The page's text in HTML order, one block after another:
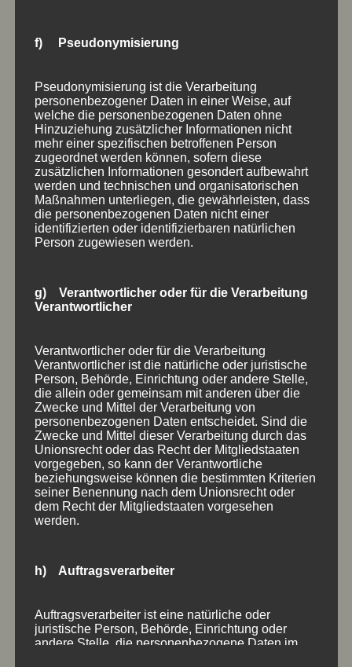
ALTHOLZSCHILDER
Altholz, Holzschilder,naturbelassen,rustikal
Aufsteller,Ausleger,Balken
f) Pseudonymisierung
Pseudonymisierung ist die Verarbeitung
personenbezogener Daten in einer Weise, auf
welche die personenbezogenen Daten ohne
Hinzuziehung zusätzlicher Informationen nicht
mehr einer spezifischen betroffenen Person
zugeordnet werden können, sofern diese
zusätzlichen Informationen gesondert aufbewahrt
werden und technischen und organisatorischen
Maßnahmen unterliegen, die gewährleisten, dass
die personenbezogenen Daten nicht einer
identifizierten oder identifizierbaren natürlichen
Person zugewiesen werden.
g) Verantwortlicher oder für die Verarbeitung
Verantwortlicher
Verantwortlicher oder für die Verarbeitung
Verantwortlicher ist die natürliche oder juristische
Person, Behörde, Einrichtung oder andere Stelle,
die allein oder gemeinsam mit anderen über die
Zwecke und Mittel der Verarbeitung von
personenbezogenen Daten entscheidet. Sind die
Zwecke und Mittel dieser Verarbeitung durch das
Unionsrecht oder das Recht der Mitgliedstaaten
vorgegeben, so kann der Verantwortliche
beziehungsweise können die bestimmten Kriterien
seiner Benennung nach dem Unionsrecht oder
dem Recht der Mitgliedstaaten vorgesehen
werden.
h) Auftragsverarbeiter
Auftragsverarbeiter ist eine natürliche oder
juristische Person, Behörde, Einrichtung oder
andere Stelle, die personenbezogene Daten im